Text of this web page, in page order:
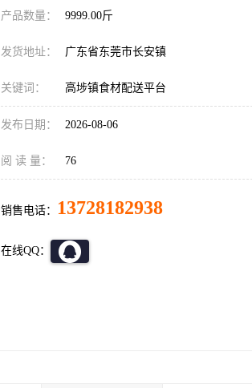
产品数量： 9999.00斤
发货地址： 广东省东莞市长安镇
关键词： 高埗镇食材配送平台
发布日期： 2026-08-06
阅 读 量： 76
销售电话： 13728182938
在线QQ：